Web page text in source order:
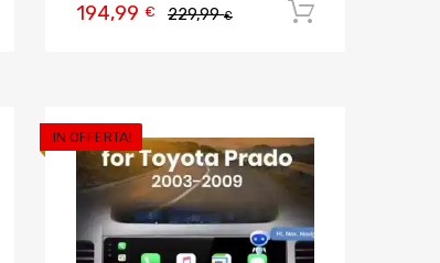
Aggiungi al carrello229,99€
194,99 €
Aggiungi ai preferiti
Aggiungi al confronto
IN OFFERTA!